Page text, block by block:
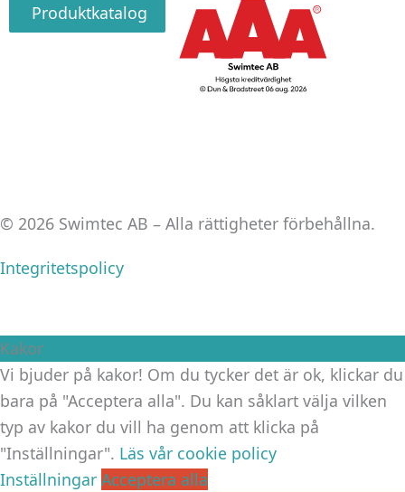
Produktkatalog
© 2026 Swimtec AB – Alla rättigheter förbehållna.
Integritetspolicy
Kakor
Vi bjuder på kakor! Om du tycker det är ok, klickar du
bara på "Acceptera alla". Du kan såklart välja vilken
typ av kakor du vill ha genom att klicka på
"Inställningar". Läs vår cookie policy
Inställningar Acceptera alla